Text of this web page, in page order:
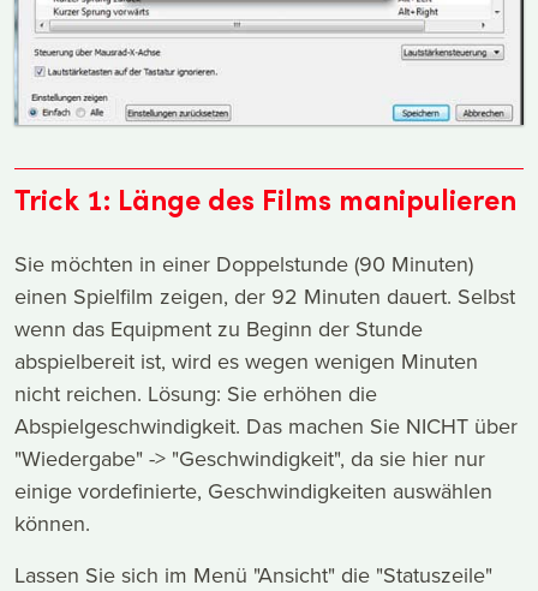
Trick 1: Länge des Films manipulieren
Sie möchten in einer Doppelstunde (90 Minuten)
einen Spielfilm zeigen, der 92 Minuten dauert. Selbst
wenn das Equipment zu Beginn der Stunde
abspielbereit ist, wird es wegen wenigen Minuten
nicht reichen. Lösung: Sie erhöhen die
Abspielgeschwindigkeit. Das machen Sie NICHT über
"Wiedergabe" -> "Geschwindigkeit", da sie hier nur
einige vordefinierte, Geschwindigkeiten auswählen
können.
Lassen Sie sich im Menü "Ansicht" die "Statuszeile"